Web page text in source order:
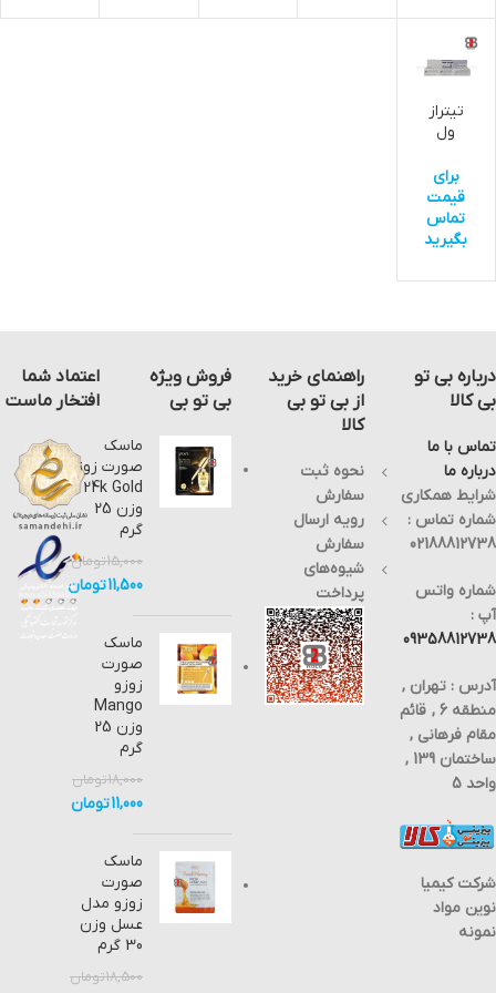
تیتراز
ول
کسید
سدیم
پارس
شیمی
برای
قیمت
تماس
بگیرید
درباره بی تو
بی کالا
تماس با ما
درباره ما
شرایط همکاری
شماره تماس :
02188812738
شماره واتس
آپ :
09358812738
آدرس : تهران ,
منطقه 6 , قائم
مقام فرهانی ,
ساختمان 139 ,
واحد 5
شرکت کیمیا
نوین مواد
نمونه
راهنمای خرید
از بی تو بی
کالا
نحوه ثبت
سفارش
رویه ارسال
سفارش
شیوه‌های
پرداخت
فروش ویژه
بی تو بی
ماسک
صورت زوزو
24k Gold
وزن 25
گرم
15,000تومان
11,500تومان
ماسک
صورت
زوزو
Mango
وزن 25
گرم
18,000تومان
11,000تومان
ماسک
صورت
زوزو مدل
عسل وزن
30 گرم
18,500تومان
اعتماد شما
افتخار ماست